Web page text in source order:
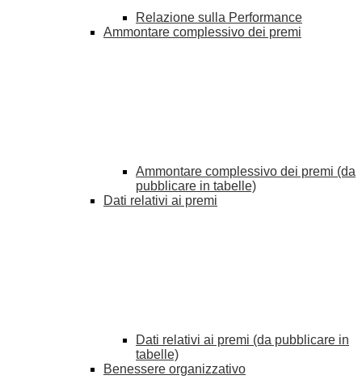
Relazione sulla Performance
Ammontare complessivo dei premi
Ammontare complessivo dei premi (da
pubblicare in tabelle)
Dati relativi ai premi
Dati relativi ai premi (da pubblicare in
tabelle)
Benessere organizzativo